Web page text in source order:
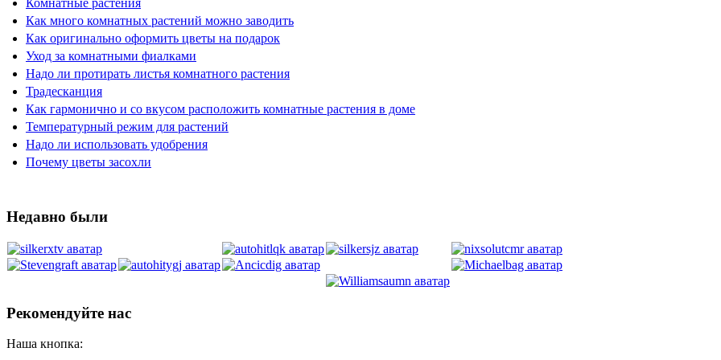
Как много комнатных растений можно заводить
Как оригинально оформить цветы на подарок
Уход за комнатными фиалками
Надо ли протирать листья комнатного растения
Традесканция
Как гармонично и со вкусом расположить комнатные растения в доме
Температурный режим для растений
Надо ли использовать удобрения
Почему цветы засохли
Недавно были
Рекомендуйте нас
Наша кнопка: